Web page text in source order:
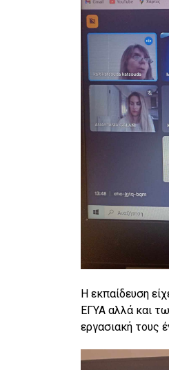
Η εκπαίδευση
ΕΓΥΑ αλλά και
εργασιακή τους